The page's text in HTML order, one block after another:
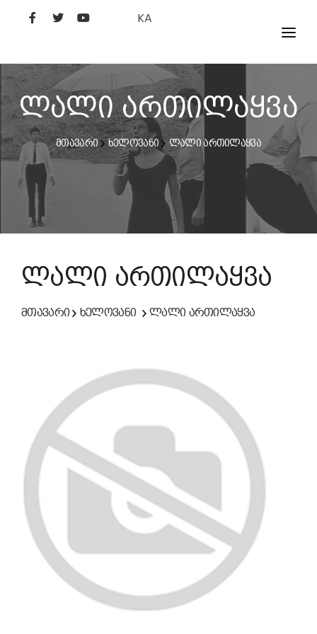
KA
ᲤᲘᲚᲛᲔᲑᲘ
ᲮᲔᲚᲝᲕᲐᲜᲘ
ᲙᲘᲜᲝᲡᲢᲣᲓᲘᲐ
ᲙᲘᲜᲝᲐᲙᲐᲓᲔᲛᲘᲐ
ლალი ართილაყვა
მთავარი ხელოვანი ლალი ართილაყვა
ლალი ართილაყვა
მთავარი ხელოვანი ლალი ართილაყვა